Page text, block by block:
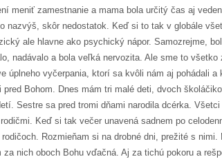
meniť zamestnanie a mama bola určitý čas aj
nazvýš, skôr nedostatok. Keď si to tak v globále
ale hlavne ako psychický nápor. Samozrejme,
nadávalo a bola veľká nervozita. Ale sme to
úplneho vyčerpania, ktorí sa kvôli nám aj pohádali a
pred Bohom. Dnes mám tri malé deti, dvoch
Sestre sa pred tromi dňami narodila dcérka.
Keď si tak večer unavená sadnem po
Rozmieňam si na drobné dni, prežité s
za nich oboch Bohu vďačná. Aj za tichú pokoru a